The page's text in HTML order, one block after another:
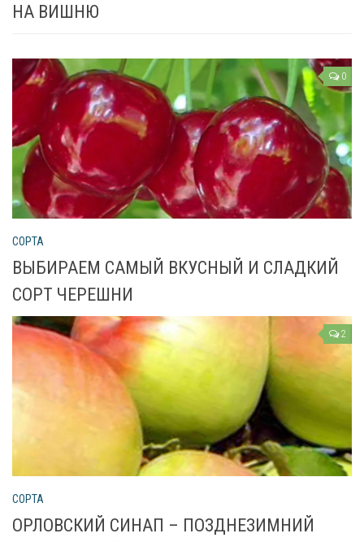
Рецепты
О сайте
НА ВИШНЮ
0
СОРТА
ВЫБИРАЕМ САМЫЙ ВКУСНЫЙ И СЛАДКИЙ
СОРТ ЧЕРЕШНИ
2
СОРТА
ОРЛОВСКИЙ СИНАП – ПОЗДНЕЗИМНИЙ